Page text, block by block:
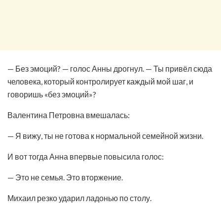
— Без эмоций? — голос Анны дрогнул. — Ты привёл сюда
человека, который контролирует каждый мой шаг, и
говоришь «без эмоций»?
Валентина Петровна вмешалась:
— Я вижу, ты не готова к нормальной семейной жизни.
И вот тогда Анна впервые повысила голос:
— Это не семья. Это вторжение.
Михаил резко ударил ладонью по столу.